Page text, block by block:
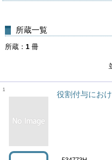
所蔵一覧
所蔵 1 冊
1
役割付与における看